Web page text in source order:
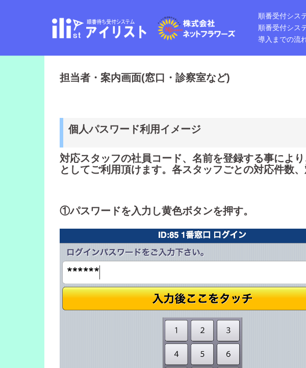
順番受付シス
順番受付シス
導入までの流
担当者・案内画面(窓口・診察室など)
個人パスワード利用イメージ
対応スタッフの社員コード、名前を登録する事によ
としてご利用頂けます。各スタッフごとの対応件数
①パスワードを入力し黄色ボタンを押す。